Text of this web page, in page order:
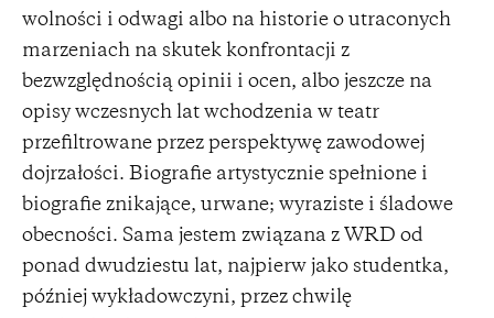
wolności i odwagi albo na historie o utraconych
marzeniach na skutek konfrontacji z
bezwzględnością opinii i ocen, albo jeszcze na
opisy wczesnych lat wchodzenia w teatr
przefiltrowane przez perspektywę zawodowej
dojrzałości. Biografie artystycznie spełnione i
biografie znikające, urwane; wyraziste i śladowe
obecności. Sama jestem związana z WRD od
ponad dwudziestu lat, najpierw jako studentka,
później wykładowczyni, przez chwilę